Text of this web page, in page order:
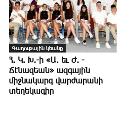
Գաղութային կեանք
Հ. Կ. Խ.-ի «Ա. եւ Ժ. ­
Ճէնազեան» ազգային
միջնակարգ վարժարանի
տեղեկագիր